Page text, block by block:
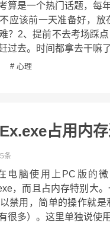
算是一个热门话题，每
应该前一天准备好，放
？2、提前不去考场踩
过去。时间都拿去干嘛
# 心理
占用内
条
电脑使用上PC版的
，而且占内存特别大
禁用，简单的操作就
很多）。这里单独说使